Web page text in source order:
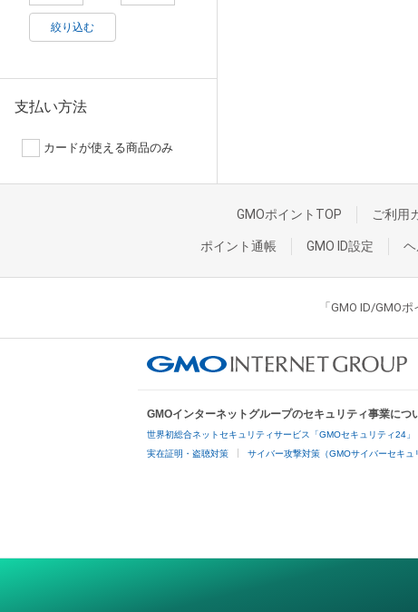
絞り込む
支払い方法
カードが使える商品のみ
GMOポイントTOP ご利用
ポイント通帳 GMO ID設定
「GMO ID/GMO
GMOインターネットグループのセキュリティ事業につ
世界初総合ネットセキュリティサービス「GMOセキュリティ24」
実在証明・盗聴対策 サイバー攻撃対策（GMOサイバーセキュ